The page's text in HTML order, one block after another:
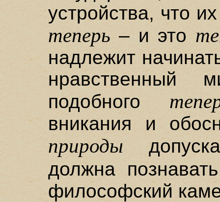
устройства, что
теперь– и это
надлежит
подобного
вникания и
природы
должна
философский